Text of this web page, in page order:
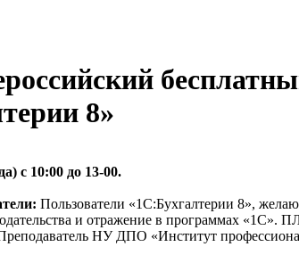
8»
с 10:00 до 13-00.
Пользователи «1С:Бухгалтерии 8»,
и отражение в программах «1С».
НУ ДПО «Институт